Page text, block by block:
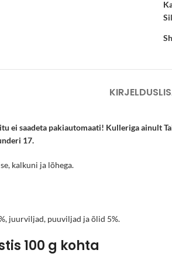
KIRJELDUS
ei saadeta pakiautomaati! Kulleriga ainult
17.
kalkuni ja lõhega.
juurviljad, puuviljad ja õlid 5%.
100 g kohta